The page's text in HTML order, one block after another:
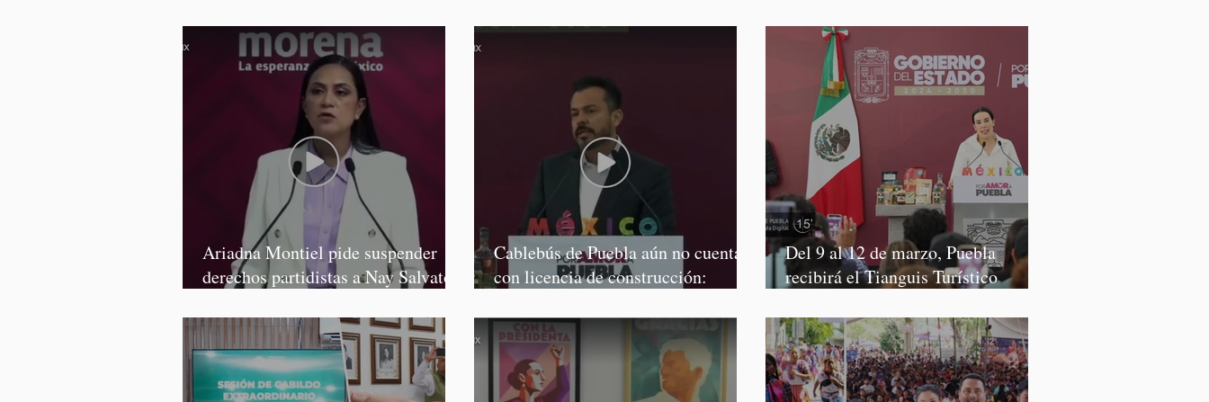
Ariadna Montiel pide suspender
derechos partidistas a Nay Salvatori
Cablebús de Puebla aún no cuenta
con licencia de construcción:
Del 9 al 12 de marzo, Puebla
recibirá el Tianguis Turístico